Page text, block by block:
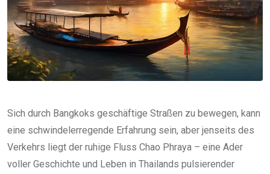
Sich durch Bangkoks geschäftige Straßen zu bewegen, kann
eine schwindelerregende Erfahrung sein, aber jenseits des
Verkehrs liegt der ruhige Fluss Chao Phraya – eine Ader
voller Geschichte und Leben in Thailands pulsierender